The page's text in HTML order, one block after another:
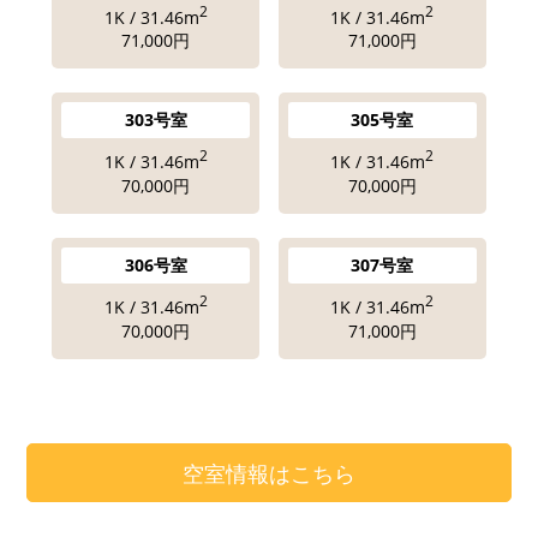
1K / 31.46m2
71,000円
1K / 31.46m2
71,000円
303号室
1K / 31.46m2
70,000円
305号室
1K / 31.46m2
70,000円
306号室
1K / 31.46m2
70,000円
307号室
1K / 31.46m2
71,000円
空室情報はこちら